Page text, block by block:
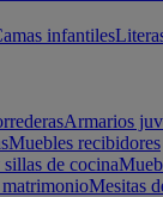
infantiles
Armarios
Muebles recibidores
de cocina
Mesitas